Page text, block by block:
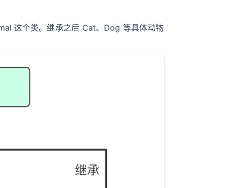
这个类。继承之后 Cat、Dog 等具体动物